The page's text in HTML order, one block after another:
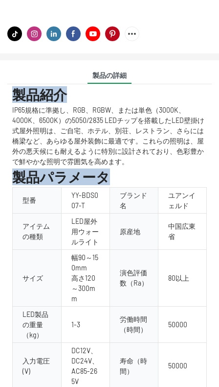
製品の詳細
製品紹介
IP65規格に準拠し、RGB、RGBW、または単色（3000K、
4000K、6500K）の5050/2835 LEDチップを搭載したLED壁掛け
式屋外照明は、ご自宅、ホテル、別荘、レストラン、さらには
橋梁など、あらゆる屋外装飾に最適です。これらの照明は、屋
外の悪天候にも耐えるように特別に設計されており、色彩豊か
で鮮やかな照明で雰囲気を高めます。
製品パラメータ
型番
YY-BDS0
07-T
ブランド
名
ユアンイ
ェルド
アイテム
の種類
LED屋外
用ウォー
ルライト
原産地
中国広東
省
サイズ
幅90～15
0mm
高さ120
～300m
m
演色評価
数（Ra）
80以上
LED製品
の重量
（kg）
1-3
労働時間
（時間）
50000
入力電圧
(V)
DC12V、
DC24V、
AC85-26
5V
寿命（時
間）
50000